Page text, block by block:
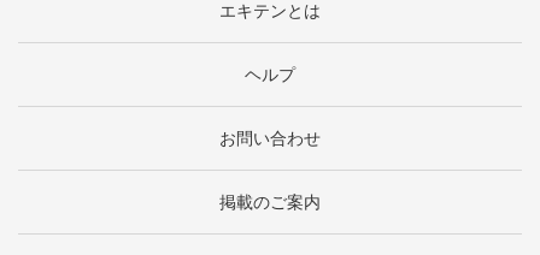
エキテンとは
ヘルプ
お問い合わせ
掲載のご案内